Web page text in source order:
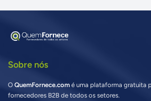
Sobre nós
O QuemFornece.com é uma plataforma gratuita
fornecedores B2B de todos os setores.